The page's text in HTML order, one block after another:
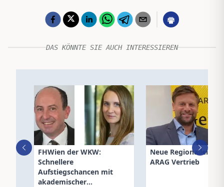
DAS KÖNNTE SIE AUCH INTERESSIEREN
FHWien der WKW:
Schnellere
Aufstiegschancen mit
akademischer
Neue
ARAG Vertrieb